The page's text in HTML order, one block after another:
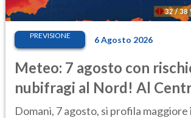
PREVISIONE 6 Agosto 2026
Meteo: 7 agosto con
nubifragi al Nord! Al
caldo estremo
Domani, 7 agosto, si profila